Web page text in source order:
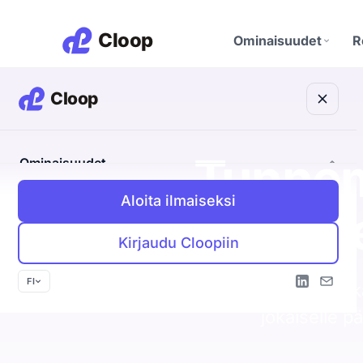
Ominaisuudet
Discovery Agent
Etsii teille sopivat
yhdessä
EU ja yksityisyys
Ominaisuudet
Discovery Agent
Oma viesti jokaiselle vastaanottajalle
Aloita ilmaiseksi
Kirjaudu Cloopiin
FI
Myös
Cloop poimii